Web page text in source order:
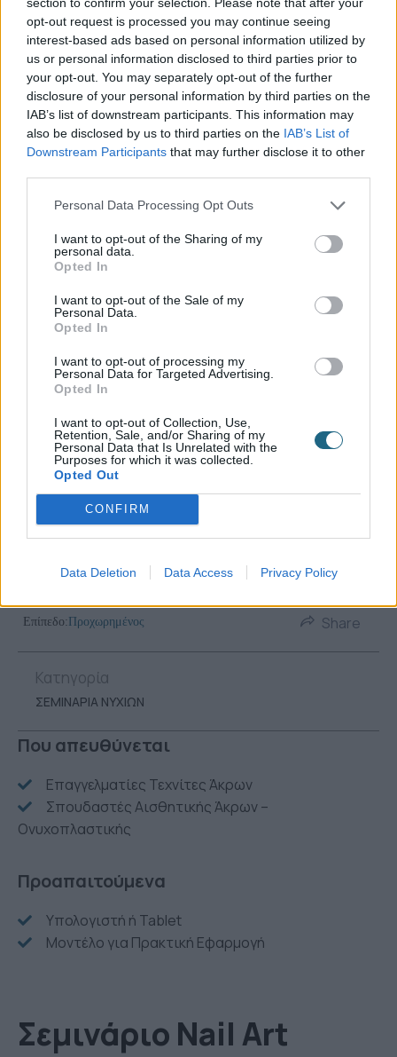
opt-out request is processed you may continue seeing
interest-based ads based on personal information utilized by
us or personal information disclosed to third parties prior to
your opt-out. You may separately opt-out of the further
disclosure of your personal information by third parties on the
IAB’s list of downstream participants. This information may
also be disclosed by us to third parties on the IAB’s List of
Downstream Participants that may further disclose it to other
Personal Data Processing Opt Outs
I want to opt-out of the Sharing of my
personal data.
Opted In
I want to opt-out of the Sale of my
Personal Data.
Opted In
I want to opt-out of processing my
Personal Data for Targeted Advertising.
Opted In
I want to opt-out of Collection, Use,
Retention, Sale, and/or Sharing of my
Personal Data that Is Unrelated with the
Purposes for which it was collected.
Opted Out
CONFIRM
Data Deletion Data Access Privacy Policy
Επίπεδο:Προχωρημένος Share
Κατηγορία
ΣΕΜΙΝΑΡΙΑ ΝΥΧΙΩΝ
Που απευθύνεται
Επαγγελματίες Τεχνίτες Άκρων
Σπουδαστές Αισθητικής Άκρων –
Ονυχοπλαστικής
Προαπαιτούμενα
Υπολογιστή ή Tablet
Μοντέλο για Πρακτική Εφαρμογή
Σεμινάριο Nail Art